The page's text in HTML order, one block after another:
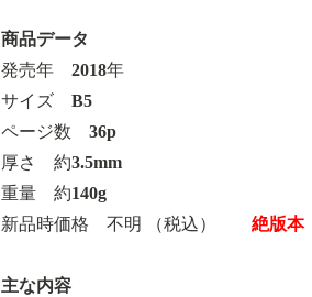
商品データ
発売年 2018年
サイズ B5
ページ数 36p
厚さ 約3.5mm
重量 約140g
新品時価格 不明 （税込） 絶版本
主な内容